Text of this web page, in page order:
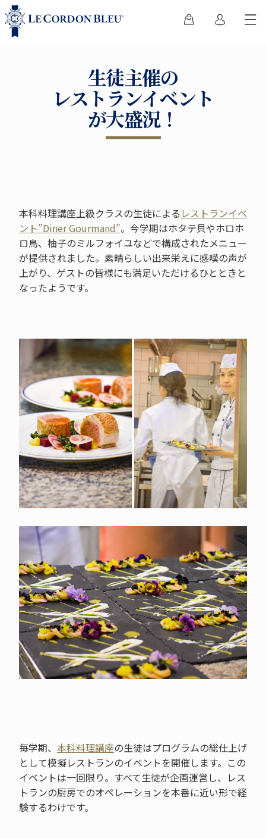
生徒主催の
レストランイベント
が大盛況！
本科料理講座上級クラスの生徒による レストランイベ
ント”Diner Gourmand”。今学期はホタテ貝やホロホ
ロ鳥、柚子のミルフォイユなどで構成されたメニュー
が提供されました。素晴らしい出来栄えに感嘆の声が
上がり、ゲストの皆様にも満足いただけるひとときと
なったようです。
毎学期、 本科料理講座の生徒はプログラムの総仕上げ
として模擬レストランのイベントを開催します。この
イベントは一回限り。すべて生徒が企画運営し、レス
トランの厨房でのオペレーションを本番に近い形で経
験するわけです。